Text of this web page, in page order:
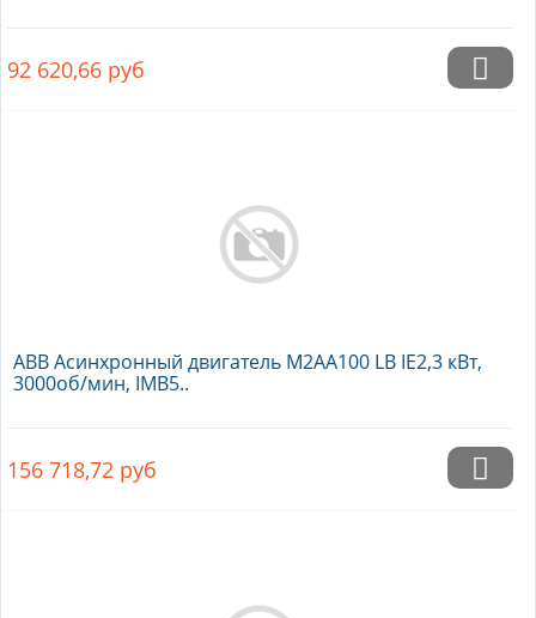
92 620,66 руб
ABB Асинхронный двигатель M2AA100 LB IE2,3 кВт,
3000об/мин, IMB5..
156 718,72 руб